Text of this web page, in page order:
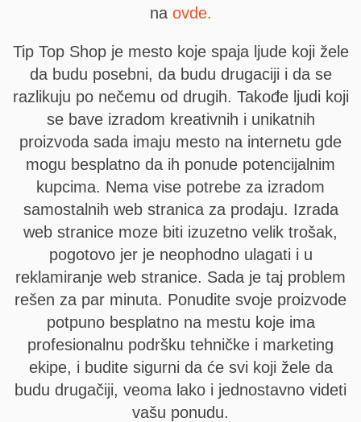
na ovde.
Tip Top Shop je mesto koje spaja ljude koji žele
da budu posebni, da budu drugaciji i da se
razlikuju po nečemu od drugih. Takođe ljudi koji
se bave izradom kreativnih i unikatnih
proizvoda sada imaju mesto na internetu gde
mogu besplatno da ih ponude potencijalnim
kupcima. Nema vise potrebe za izradom
samostalnih web stranica za prodaju. Izrada
web stranice moze biti izuzetno velik trošak,
pogotovo jer je neophodno ulagati i u
reklamiranje web stranice. Sada je taj problem
rešen za par minuta. Ponudite svoje proizvode
potpuno besplatno na mestu koje ima
profesionalnu podršku tehničke i marketing
ekipe, i budite sigurni da će svi koji žele da
budu drugačiji, veoma lako i jednostavno videti
vašu ponudu.